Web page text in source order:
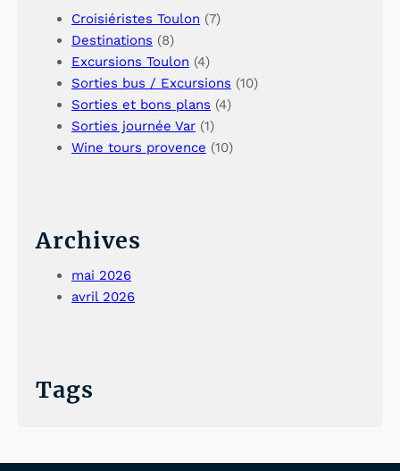
Croisiéristes Toulon (7)
Destinations (8)
Excursions Toulon (4)
Sorties bus / Excursions (10)
Sorties et bons plans (4)
Sorties journée Var (1)
Wine tours provence (10)
Archives
mai 2026
avril 2026
Tags